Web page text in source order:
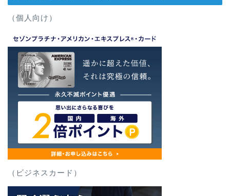
（個人向け）
（ビジネスカード）